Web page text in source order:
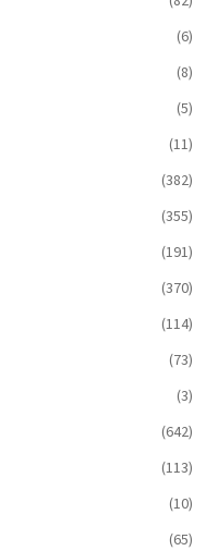
(6)
(8)
(5)
(11)
(382)
(355)
(191)
(370)
(114)
(73)
(3)
(642)
(113)
(10)
(65)